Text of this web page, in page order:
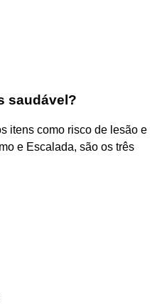
saudável?
itens como risco de lesão e
e Escalada, são os três